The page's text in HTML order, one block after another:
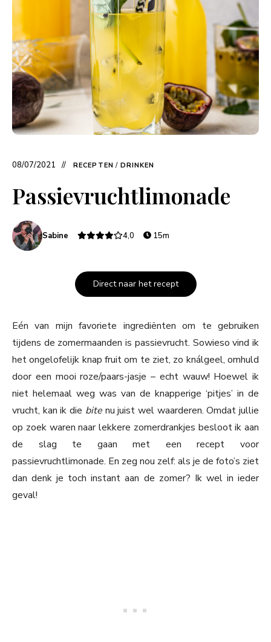
08/07/2021 RECEPTEN / DRINKEN
Passievruchtlimonade
Sabine 4,0 15m
Direct naar het recept
Eén van mijn favoriete ingrediënten om te gebruiken
tijdens de zomermaanden is passievrucht. Sowieso vind ik
het ongelofelijk knap fruit om te ziet, zo knálgeel, omhuld
door een mooi roze/paars-jasje – echt wauw! Hoewel ik
niet helemaal weg was van de knapperige ‘pitjes’ in de
vrucht, kan ik die bite nu juist wel waarderen. Omdat jullie
op zoek waren naar lekkere zomerdrankjes besloot ik aan
de slag te gaan met een recept voor
passievruchtlimonade. En zeg nou zelf: als je de foto’s ziet
dan denk je toch instant aan de zomer? Ik wel in ieder
geval!